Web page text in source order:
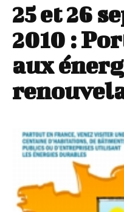
25 et 26
2010 :
aux